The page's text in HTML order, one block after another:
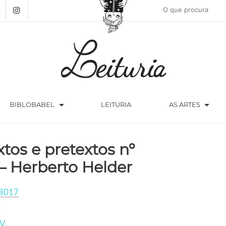
BIBLOBABEL arrow_drop_down LEITURIA AS ARTES arrow_drop_down
e pretextos nº
Herberto Helder